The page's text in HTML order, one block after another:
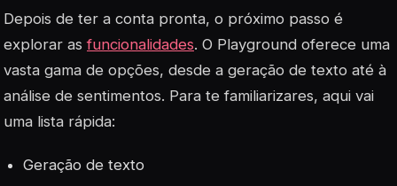
Depois de ter a conta pronta, o próximo passo é
explorar asfuncionalidades. O Playground oferece uma
vasta gama de opções, desde a geração de texto até à
análise de sentimentos. Para te familiarizares, aqui vai
uma lista rápida:
Geração de texto